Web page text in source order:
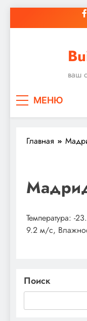
к
ваш
МЕНЮ
Главная
Температура: -
9.2 м/с,
Поиск